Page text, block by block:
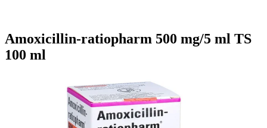
Amoxicillin-ratiopharm 500 mg/5 ml TS
100 ml